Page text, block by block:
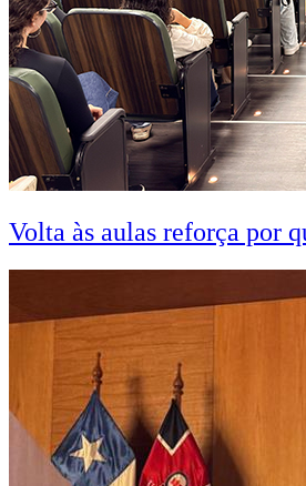
Volta às aulas reforça por